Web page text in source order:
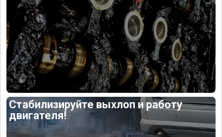
Стабилизируйте выхлоп и работу
двигателя!